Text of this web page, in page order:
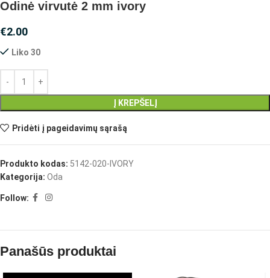
Odinė virvutė 2 mm ivory
€2.00
Liko 30
Į KREPŠELĮ
Pridėti į pageidavimų sąrašą
Produkto kodas: 5142-020-IVORY
Kategorija: Oda
Follow:
Panašūs produktai